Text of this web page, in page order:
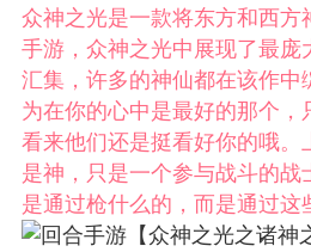
更新 商城
排行 在线
众神之光是一款将东方和西方
手游，众神之光中展现了最庞
汇集，许多的神仙都在该作中
为在你的心中是最好的那个，
看来他们还是挺看好你的哦。
是神，只是一个参与战斗的战
是通过枪什么的，而是通过这